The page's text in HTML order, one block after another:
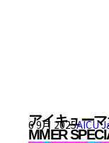
アイキューマ
MMER
6 9月 2025AICU